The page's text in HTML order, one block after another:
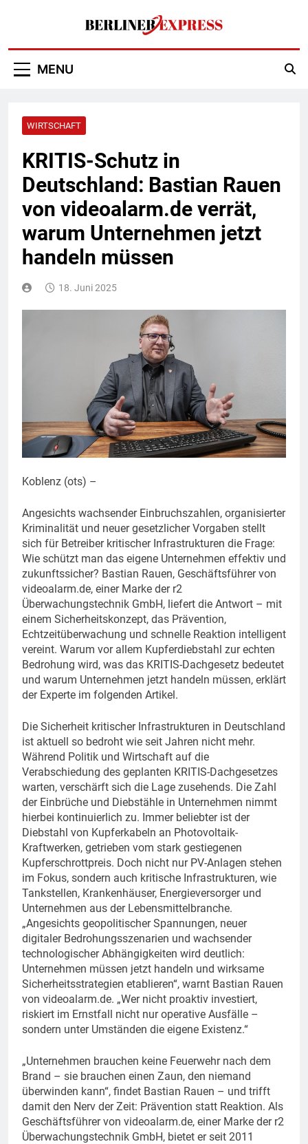
Berliner Express
MENU
WIRTSCHAFT
KRITIS-Schutz in
Deutschland: Bastian Rauen
von videoalarm.de verrät,
warum Unternehmen jetzt
handeln müssen
18. Juni 2025
Koblenz (ots) –
Angesichts wachsender Einbruchszahlen, organisierter
Kriminalität und neuer gesetzlicher Vorgaben stellt
sich für Betreiber kritischer Infrastrukturen die Frage:
Wie schützt man das eigene Unternehmen effektiv und
zukunftssicher? Bastian Rauen, Geschäftsführer von
videoalarm.de, einer Marke der r2
Überwachungstechnik GmbH, liefert die Antwort – mit
einem Sicherheitskonzept, das Prävention,
Echtzeitüberwachung und schnelle Reaktion intelligent
vereint. Warum vor allem Kupferdiebstahl zur echten
Bedrohung wird, was das KRITIS-Dachgesetz bedeutet
und warum Unternehmen jetzt handeln müssen, erklärt
der Experte im folgenden Artikel.
Die Sicherheit kritischer Infrastrukturen in Deutschland
ist aktuell so bedroht wie seit Jahren nicht mehr.
Während Politik und Wirtschaft auf die
Verabschiedung des geplanten KRITIS-Dachgesetzes
warten, verschärft sich die Lage zusehends. Die Zahl
der Einbrüche und Diebstähle in Unternehmen nimmt
hierbei kontinuierlich zu. Immer beliebter ist der
Diebstahl von Kupferkabeln an Photovoltaik-
Kraftwerken, getrieben vom stark gestiegenen
Kupferschrottpreis. Doch nicht nur PV-Anlagen stehen
im Fokus, sondern auch kritische Infrastrukturen, wie
Tankstellen, Krankenhäuser, Energieversorger und
Unternehmen aus der Lebensmittelbranche.
„Angesichts geopolitischer Spannungen, neuer
digitaler Bedrohungsszenarien und wachsender
technologischer Abhängigkeiten wird deutlich:
Unternehmen müssen jetzt handeln und wirksame
Sicherheitsstrategien etablieren“, warnt Bastian Rauen
von videoalarm.de. „Wer nicht proaktiv investiert,
riskiert im Ernstfall nicht nur operative Ausfälle –
sondern unter Umständen die eigene Existenz.“
„Unternehmen brauchen keine Feuerwehr nach dem
Brand – sie brauchen einen Zaun, den niemand
überwinden kann“, findet Bastian Rauen – und trifft
damit den Nerv der Zeit: Prävention statt Reaktion. Als
Geschäftsführer von videoalarm.de, einer Marke der r2
Überwachungstechnik GmbH, bietet er seit 2011